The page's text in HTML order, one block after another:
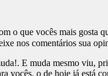
o que vocês mais gosta
nos comentários sua
E muda mesmo viu,
vocês, o de hoje já está